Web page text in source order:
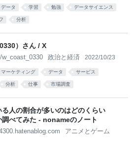
データ 学習 勉強 データサイエンス
分析
）さん / X
政治と経済 2022/10/23
マーケティング データ サービス
分析 仕事 市場調査
人の割合が多いのはどのくらい
べてみた - nonameのノート
アニメとゲーム